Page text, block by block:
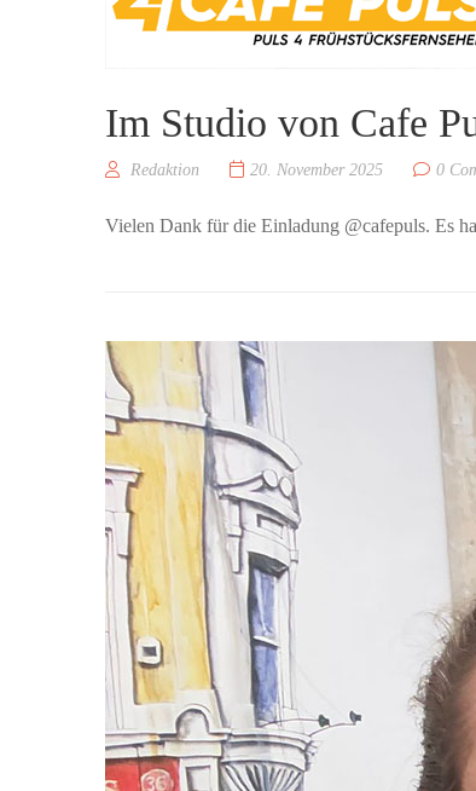
Im Studio von Cafe
Redaktion 20. November 2025 0
Vielen Dank für die Einladung @cafepuls. Es